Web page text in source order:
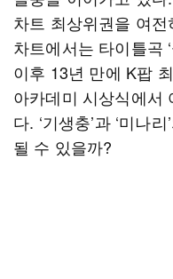
차트 최상위권을 여
차트에서는 타이틀곡
이후 13년 만에 K팝
아카데미 시상식에서
다. ‘기생충’과 ‘미나
될 수 있을까?